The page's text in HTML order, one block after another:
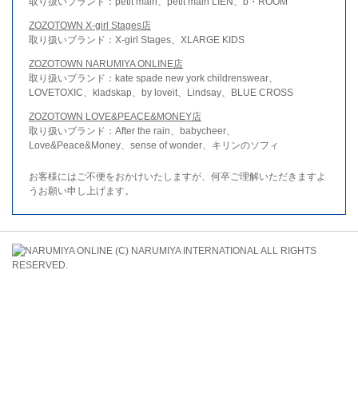
ZOZOTOWN X-girl Stages店
取り扱いブランド：X-girl Stages、XLARGE KIDS
ZOZOTOWN NARUMIYA ONLINE店
取り扱いブランド：kate spade new york childrenswear、
LOVETOXIC、kladskap、by loveit、Lindsay、BLUE CROSS
ZOZOTOWN LOVE&PEACE&MONEY店
取り扱いブランド：After the rain、babycheer、
Love&Peace&Money、sense of wonder、キリンのソフィ
お客様にはご不便をおかけいたしますが、何卒ご理解いただきますよ
うお願い申し上げます。